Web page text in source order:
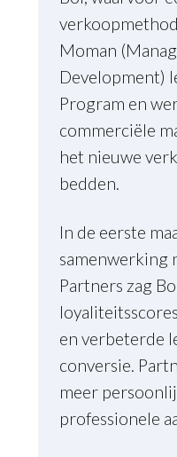
Moman
Development)
Program en
commerciële
het nieuwe
bedden.
In de eerste
samenwerking
Partners zag
en verbeterde
conversie.
meer
professionele